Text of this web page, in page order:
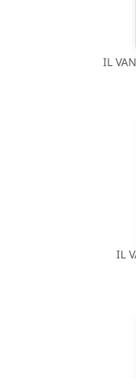
IL
IL